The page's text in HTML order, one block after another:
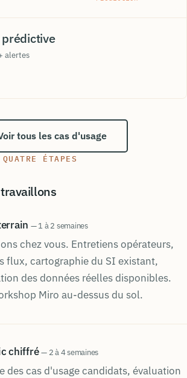
alertes
tous les cas d'usage
ÉTAPES
— 1 à 2 semaines
chez vous. Entretiens opérateurs,
flux, cartographie du SI existant,
des données réelles disponibles.
Miro au-dessus du sol.
chiffré— 2 à 4 semaines
des cas d'usage candidats, évaluation